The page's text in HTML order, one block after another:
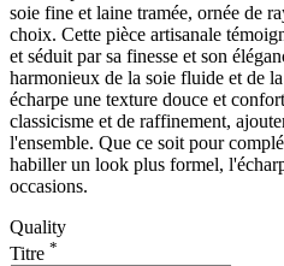
soie fine et laine tramée, ornée de
choix. Cette pièce artisanale
et séduit par sa finesse et son
harmonieux de la soie fluide et de
écharpe une texture douce et
classicisme et de raffinement,
l'ensemble. Que ce soit pour
habiller un look plus formel,
occasions.
Quality
Titre *